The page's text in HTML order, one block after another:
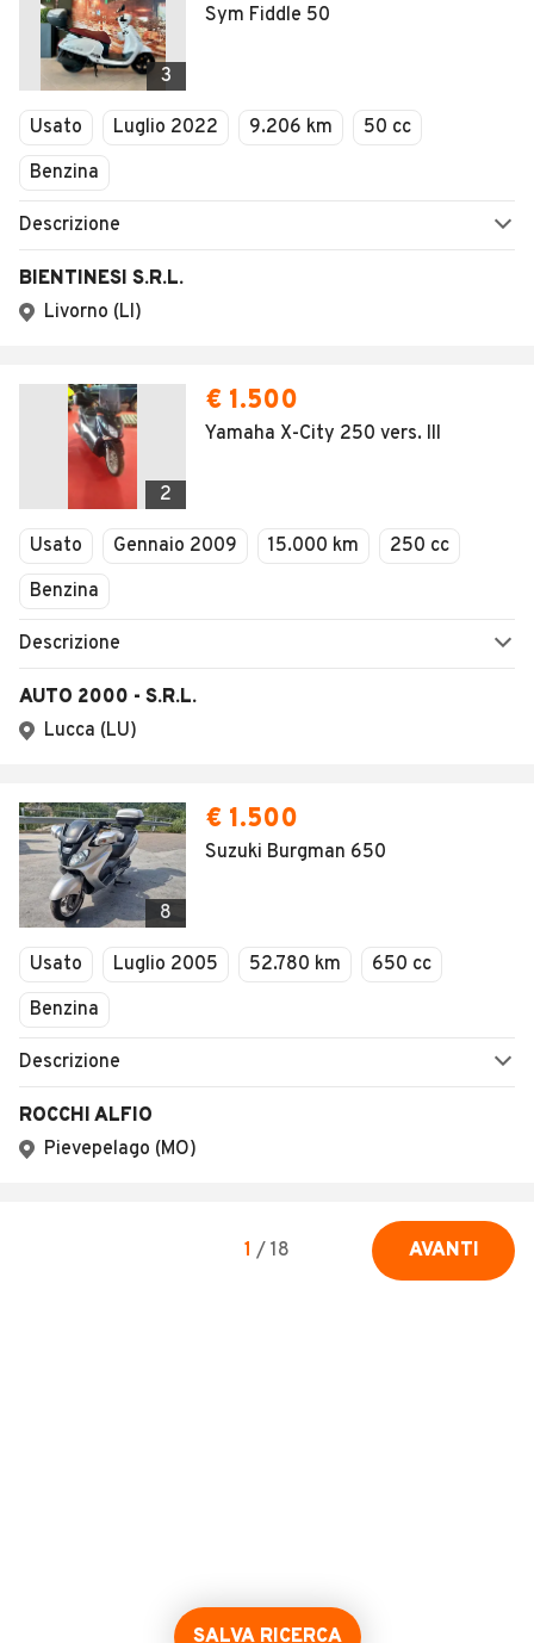
3
Sym Fiddle 50
Usato Luglio 2022 9.206 km
50 cc
Benzina
Descrizione
BIENTINESI S.R.L.
Livorno (LI)
2
€ 1.500
Yamaha X-City 250 vers. III
Usato Gennaio 2009 15.000 km
250 cc
Benzina
Descrizione
AUTO 2000 - S.R.L.
Lucca (LU)
8
€ 1.500
Suzuki Burgman 650
Usato Luglio 2005 52.780 km
650 cc
Benzina
Descrizione
ROCCHI ALFIO
Pievepelago (MO)
1 / 18 AVANTI
SALVA RICERCA